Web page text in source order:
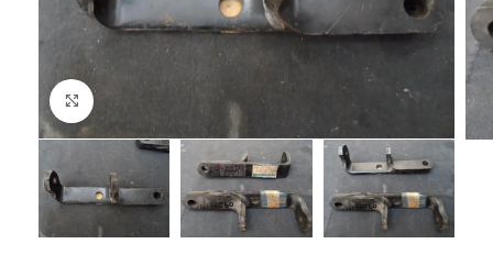
Click to enlarge